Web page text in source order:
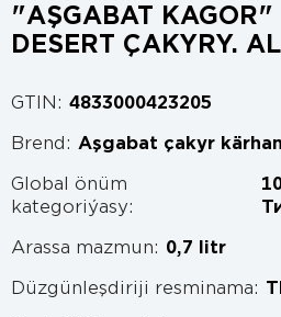
"AŞGABAT KAGOR"
DESERT ÇAKYRY.
GTIN: 4833000423205
Brend: Aşgabat çakyr
Global önüm
kategoriýasy:
Arassa mazmun: 0,7 litr
Düzgünleşdiriji resminama: